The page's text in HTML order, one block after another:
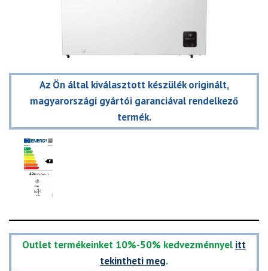
Az Ön által kiválasztott készülék originált,
magyarországi gyártói garanciával rendelkező
termék.
Outlet termékeinket 10%-50% kedvezménnyel itt
tekintheti meg.